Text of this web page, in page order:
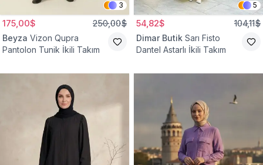
3
175,00$ 250,00$
Beyza Vizon Qupra
Pantolon Tunik İkili Takım
5
54,82$ 104,11$
Dimar Butik Sarı Fisto
Dantel Astarlı İkili Takım